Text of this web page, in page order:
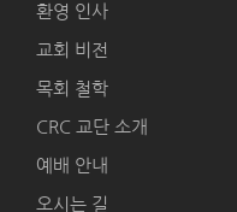
환영 인사
교회 비전
목회 철학
CRC 교단 소개
예배 안내
오시는 길